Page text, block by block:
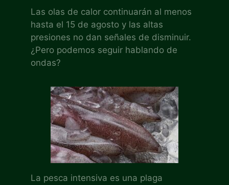
Las olas de calor continuarán al menos
hasta el 15 de agosto y las altas
presiones no dan señales de disminuir.
¿Pero podemos seguir hablando de
ondas?
La pesca intensiva es una plaga